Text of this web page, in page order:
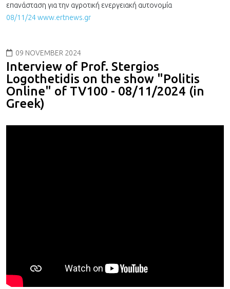
επανάσταση για την αγροτική ενεργειακή αυτονομία
08/11/24 www.ertnews.gr
09 NOVEMBER 2024
Interview of Prof. Stergios
Logothetidis on the show "Politis
Online" of TV100 - 08/11/2024 (in
Greek)